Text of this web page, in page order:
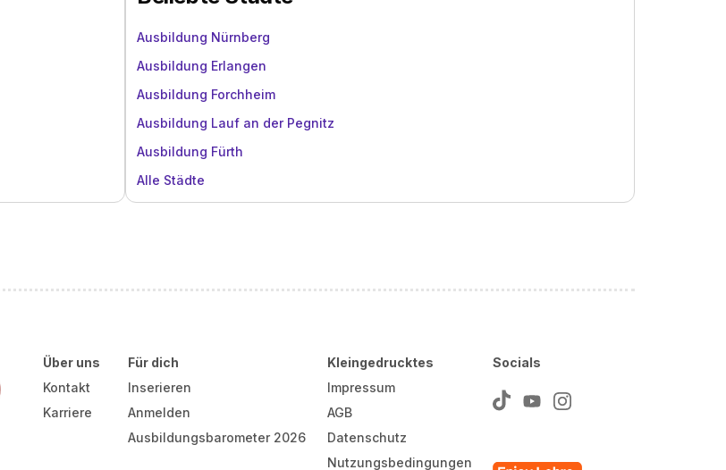
Ausbildung Nürnberg
Ausbildung Erlangen
Ausbildung Forchheim
Ausbildung Lauf an der Pegnitz
Ausbildung Fürth
Alle Städte
Über uns
Kontakt
Karriere
Für dich
Inserieren
Anmelden
Ausbildungsbarometer 2026
Kleingedrucktes
Impressum
AGB
Datenschutz
Nutzungsbedingungen
Socials